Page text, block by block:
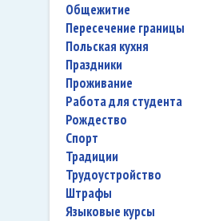
общежитие
пересечение границы
польская кухня
праздники
проживание
работа для студента
Рождество
спорт
традиции
трудоустройство
штрафы
языковые курсы